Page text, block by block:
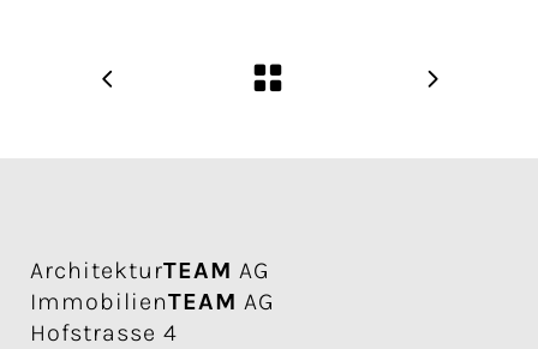
ArchitekturTEAM AG
ImmobilienTEAM AG
Hofstrasse 4